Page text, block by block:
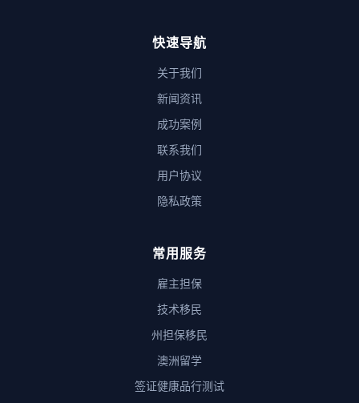
快速导航
关于我们
新闻资讯
成功案例
联系我们
用户协议
隐私政策
常用服务
雇主担保
技术移民
州担保移民
澳洲留学
签证健康品行测试